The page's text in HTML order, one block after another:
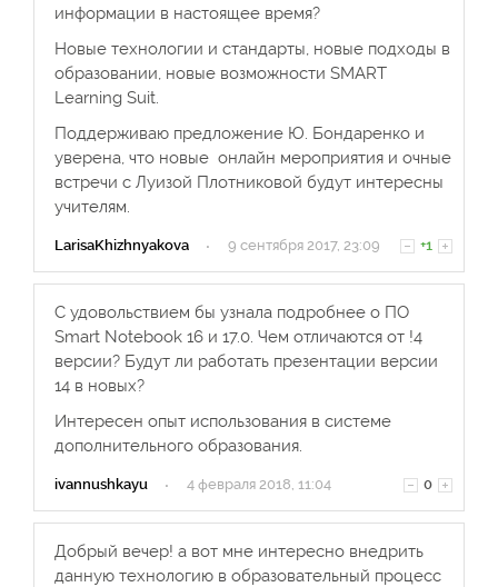
информации в настоящее время?
Новые технологии и стандарты, новые подходы в
образовании, новые возможности SMART
Learning Suit.
Поддерживаю предложение Ю. Бондаренко и
уверена, что новые онлайн мероприятия и очные
встречи с Луизой Плотниковой будут интересны
учителям.
LarisaKhizhnyakova · 9 сентября 2017, 23:09 +1
С удовольствием бы узнала подробнее о ПО
Smart Notebook 16 и 17.0. Чем отличаются от !4
версии? Будут ли работать презентации версии
14 в новых?
Интересен опыт использования в системе
дополнительного образования.
ivannushkayu · 4 февраля 2018, 11:04 0
Добрый вечер! а вот мне интересно внедрить
данную технологию в образовательный процесс